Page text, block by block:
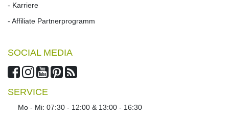
- Karriere
- Affiliate Partnerprogramm
SOCIAL MEDIA
SERVICE
Mo - Mi: 07:30 - 12:00 & 13:00 - 16:30